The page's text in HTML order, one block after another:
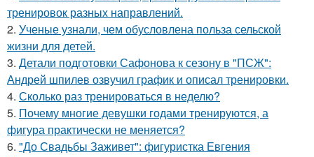
тренировок разных направлений.
2. Ученые узнали, чем обусловлена польза сельской
жизни для детей.
3. Детали подготовки Сафонова к сезону в "ПСЖ":
Андрей шпилев озвучил график и описал тренировки.
4. Сколько раз тренироваться в неделю?
5. Почему многие девушки годами тренируются, а
фигура практически не меняется?
6. "До Свадьбы Заживет": фигуристка Евгения